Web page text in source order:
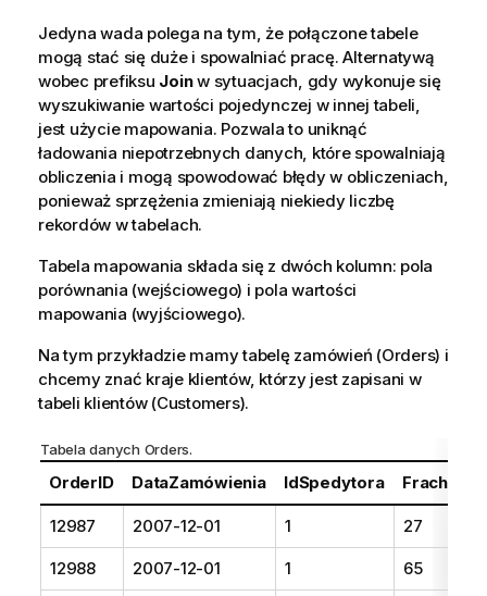
Jedyna wada polega na tym, że połączone tabele
mogą stać się duże i spowalniać pracę. Alternatywą
wobec prefiksu Joinw sytuacjach, gdy wykonuje się
wyszukiwanie wartości pojedynczej w innej tabeli,
jest użycie mapowania. Pozwala to uniknąć
ładowania niepotrzebnych danych, które spowalniają
obliczenia i mogą spowodować błędy w obliczeniach,
ponieważ sprzężenia zmieniają niekiedy liczbę
rekordów w tabelach.
Tabela mapowania składa się z dwóch kolumn: pola
porównania (wejściowego) i pola wartości
mapowania (wyjściowego).
Na tym przykładzie mamy tabelę zamówień (Orders) i
chcemy znać kraje klientów, którzy jest zapisani w
tabeli klientów (Customers).
Tabela danych Orders.
OrderID DataZamówienia IdSpedytora Fracht
12987 2007-12-01 1 27
12988 2007-12-01 1 65